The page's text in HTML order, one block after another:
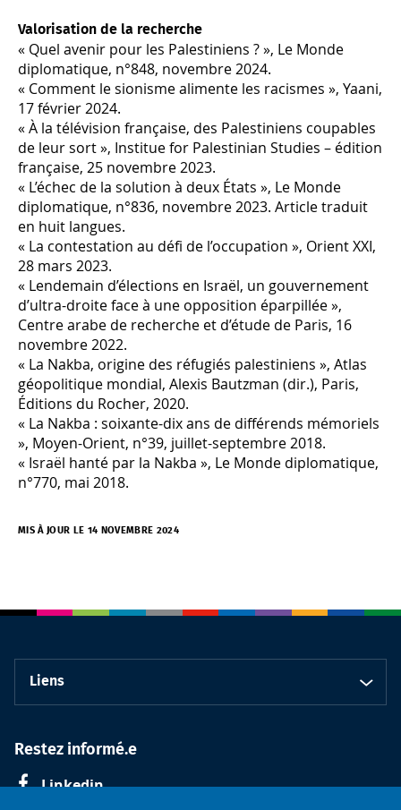
Valorisation de la recherche
« Quel avenir pour les Palestiniens ? », Le Monde
diplomatique, n°848, novembre 2024.
« Comment le sionisme alimente les racismes », Yaani,
17 février 2024.
« À la télévision française, des Palestiniens coupables
de leur sort », Institue for Palestinian Studies – édition
française, 25 novembre 2023.
« L’échec de la solution à deux États », Le Monde
diplomatique, n°836, novembre 2023. Article traduit
en huit langues.
« La contestation au défi de l’occupation », Orient XXI,
28 mars 2023.
« Lendemain d’élections en Israël, un gouvernement
d’ultra-droite face à une opposition éparpillée »,
Centre arabe de recherche et d’étude de Paris, 16
novembre 2022.
« La Nakba, origine des réfugiés palestiniens », Atlas
géopolitique mondial, Alexis Bautzman (dir.), Paris,
Éditions du Rocher, 2020.
« La Nakba : soixante-dix ans de différends mémoriels
», Moyen-Orient, n°39, juillet-septembre 2018.
« Israël hanté par la Nakba », Le Monde diplomatique,
n°770, mai 2018.
MIS À JOUR LE 14 NOVEMBRE 2024
Liens
Restez informé.e
Linkedin